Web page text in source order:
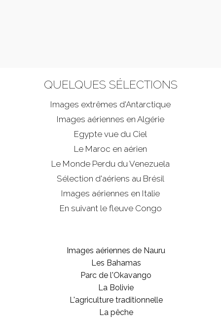
QUELQUES SÉLECTIONS
Images extrêmes d'Antarctique
Images aériennes en Algérie
Egypte vue du Ciel
Le Maroc en aérien
Le Monde Perdu du Venezuela
Sélection d'aériens au Brésil
Images aériennes en Italie
En suivant le fleuve Congo
Images aériennes de Nauru
Les Bahamas
Parc de l'Okavango
La Bolivie
L'agriculture traditionnelle
La pêche